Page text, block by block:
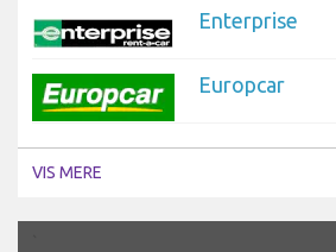
Enterprise
Europcar
VIS MERE